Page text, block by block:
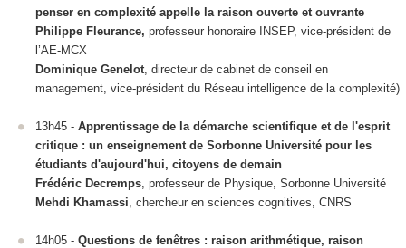
penser en complexité appelle la raison ouverte et ouvrante
Philippe Fleurance, professeur honoraire INSEP, vice-président de
l’AE-MCX
Dominique Genelot , directeur de cabinet de conseil en
management, vice-président du Réseau intelligence de la complexité)
13h45 - Apprentissage de la démarche scientifique et de l'esprit
critique : un enseignement de Sorbonne Université pour les
étudiants d'aujourd'hui, citoyens de demain
Frédéric Decremps , professeur de Physique, Sorbonne Université
Mehdi Khamassi , chercheur en sciences cognitives, CNRS
14h05 - Questions de fenêtres : raison arithmétique, raison